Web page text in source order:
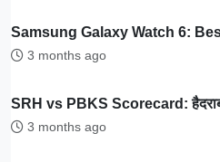
Samsung Galaxy Watch 6:
3 months ago
SRH vs PBKS Scorecard:
3 months ago